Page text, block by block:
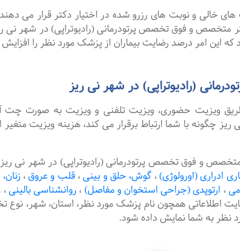
خالی و نوبت های رزرو شده در اختیار دکتر قرار می
متخصص و فوق تخصص پرتودرمانی (رادیوتراپی) در شهر نی
این امر درصد رضایت بیماران از پزشک مورد نظر را
(رادیوتراپی) در شهر نی ریز
ویزیت حضوری، ویزیت تلفنی و ویزیت به صورت چت
چگونه با شما ارتباط برقرار می کند، هزینه ویزیت
و فوق تخصص پرتودرمانی (رادیوتراپی) در شهر نی ریز ،
ادراری (اورولوژی)، گوش، حلق و بینی، قلب و عروق،
، ارتوپدی (جراحی استخوان و مفاصل) ، روانشناسی بالینی،
اطلاعاتی همچون نام پزشک مورد نظر، استان، شهر،
نظر به شما نمایش داده شود.